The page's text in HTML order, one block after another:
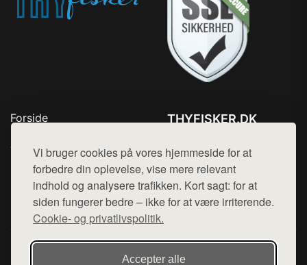
Vi bruger cookies på vores hjemmeside for at
forbedre din oplevelse, vise mere relevant
indhold og analysere trafikken. Kort sagt: for at
siden fungerer bedre – ikke for at være irriterende.
Cookie- og privatlivspolitik.
Accepter alle
Forside
Top Rabatter
Kontakt
THYFISKER.DK
Mail: hej@want.dk
Cookie- og privatlivspolitik
Denne side er en del af want.dk, der udgiver en række